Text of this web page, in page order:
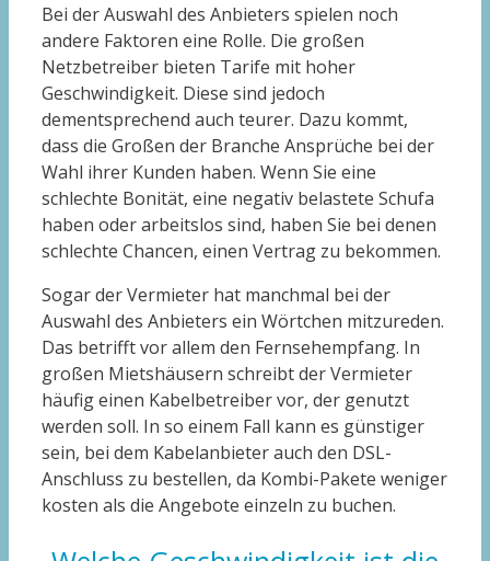
Bei der Auswahl des Anbieters spielen noch
andere Faktoren eine Rolle. Die großen
Netzbetreiber bieten Tarife mit hoher
Geschwindigkeit. Diese sind jedoch
dementsprechend auch teurer. Dazu kommt,
dass die Großen der Branche Ansprüche bei der
Wahl ihrer Kunden haben. Wenn Sie eine
schlechte Bonität, eine negativ belastete Schufa
haben oder arbeitslos sind, haben Sie bei denen
schlechte Chancen, einen Vertrag zu bekommen.
Sogar der Vermieter hat manchmal bei der
Auswahl des Anbieters ein Wörtchen mitzureden.
Das betrifft vor allem den Fernsehempfang. In
großen Mietshäusern schreibt der Vermieter
häufig einen Kabelbetreiber vor, der genutzt
werden soll. In so einem Fall kann es günstiger
sein, bei dem Kabelanbieter auch den DSL-
Anschluss zu bestellen, da Kombi-Pakete weniger
kosten als die Angebote einzeln zu buchen.